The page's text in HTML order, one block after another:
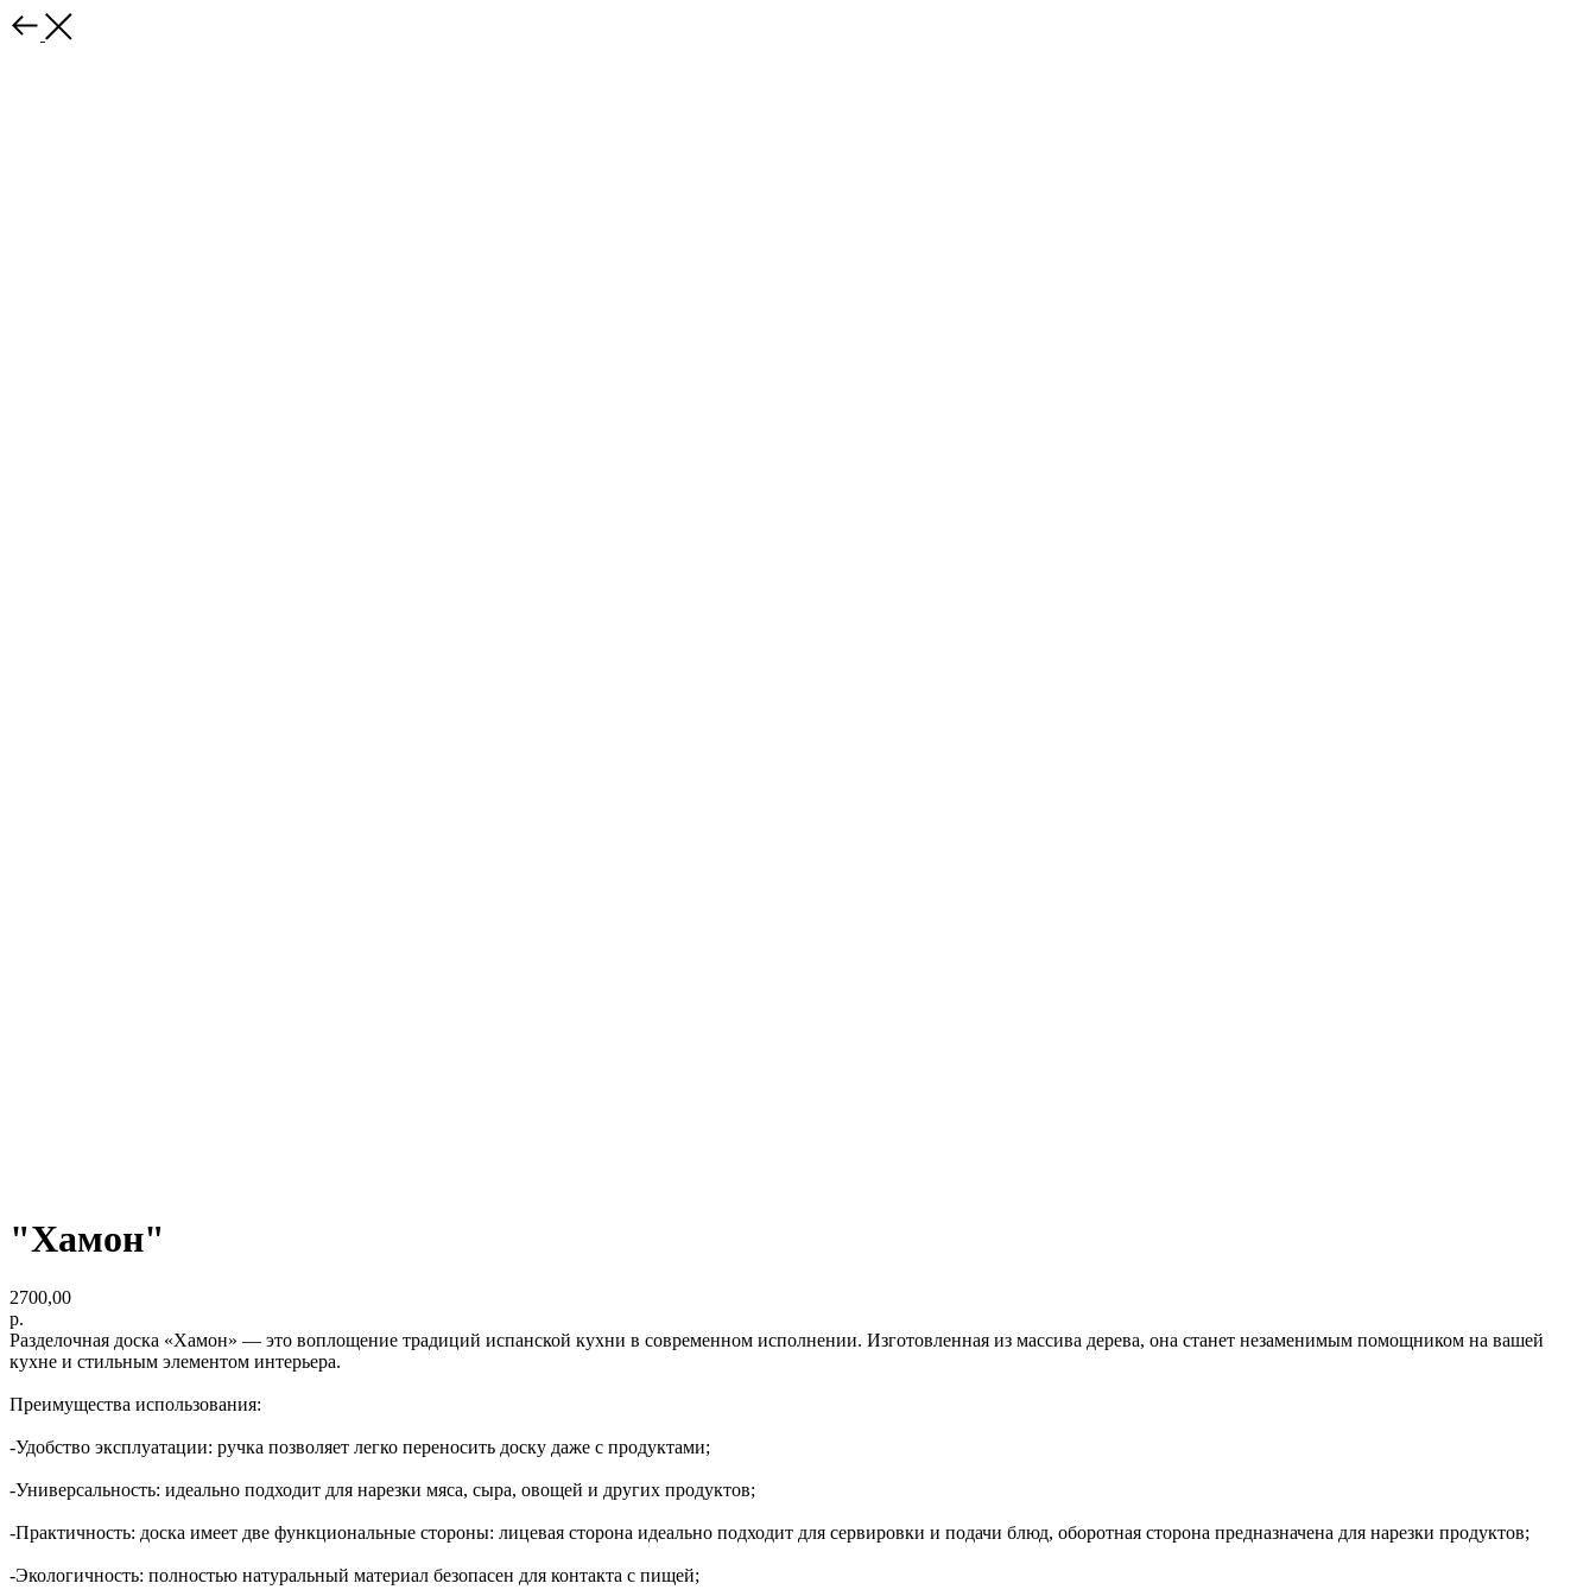
"Хамон"
2700,00
р.
Разделочная доска «Хамон» — это воплощение традиций испанской кухни в современном исполнении. Изготовленная из массива дерева, она станет незаменимым помощником на вашей
кухне и стильным элементом интерьера.
Преимущества использования:
-Удобство эксплуатации: ручка позволяет легко переносить доску даже с продуктами;
-Универсальность: идеально подходит для нарезки мяса, сыра, овощей и других продуктов;
-Практичность: доска имеет две функциональные стороны: лицевая сторона идеально подходит для сервировки и подачи блюд, оборотная сторона предназначена для нарезки продуктов;
-Экологичность: полностью натуральный материал безопасен для контакта с пищей;